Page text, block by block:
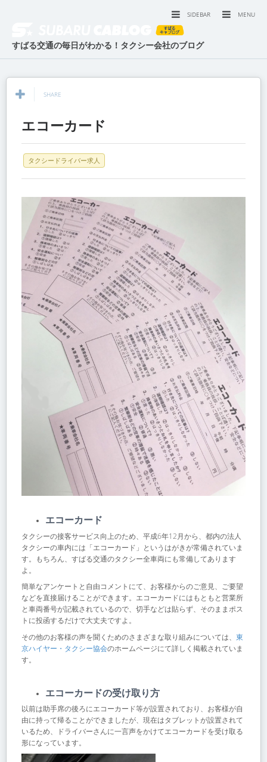
MENU
SIDEBAR
すばる交通の毎日がわかる！タクシー会社のブログ
SHARE
エコーカード
タクシードライバー求人
エコーカード
タクシーの接客サービス向上のため、平成6年12月から、都内の法人
タクシーの車内には「エコーカード」というはがきが常備されていま
す。もちろん、すばる交通のタクシー全車両にも常備してあります
よ。
簡単なアンケートと自由コメントにて、お客様からのご意見、ご要望
などを直接届けることができます。エコーカードにはもともと営業所
と車両番号が記載されているので、切手などは貼らず、そのままポス
トに投函するだけで大丈夫ですよ。
その他のお客様の声を聞くためのさまざまな取り組みについては、 東
京ハイヤー・タクシー協会のホームページにて詳しく掲載されていま
す。
エコーカードの受け取り方
以前は助手席の後ろにエコーカード等が設置されており、お客様が自
由に持って帰ることができましたが、現在はタブレットが設置されて
いるため、ドライバーさんに一言声をかけてエコーカードを受け取る
形になっています。